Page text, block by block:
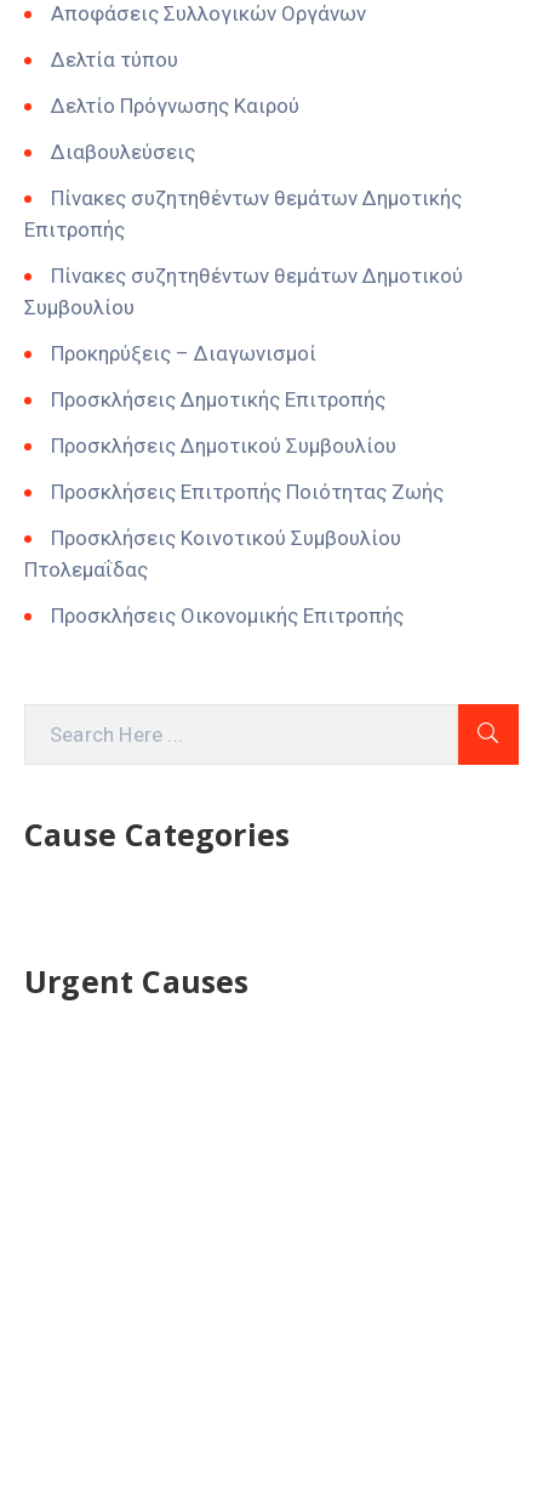
Αποφάσεις Συλλογικών Οργάνων
Δελτία τύπου
Δελτίο Πρόγνωσης Καιρού
Διαβουλεύσεις
Πίνακες συζητηθέντων θεμάτων Δημοτικής
Επιτροπής
Πίνακες συζητηθέντων θεμάτων Δημοτικού
Συμβουλίου
Προκηρύξεις – Διαγωνισμοί
Προσκλήσεις Δημοτικής Επιτροπής
Προσκλήσεις Δημοτικού Συμβουλίου
Προσκλήσεις Επιτροπής Ποιότητας Ζωής
Προσκλήσεις Κοινοτικού Συμβουλίου
Πτολεμαΐδας
Προσκλήσεις Οικονομικής Επιτροπής
Cause Categories
Urgent Causes